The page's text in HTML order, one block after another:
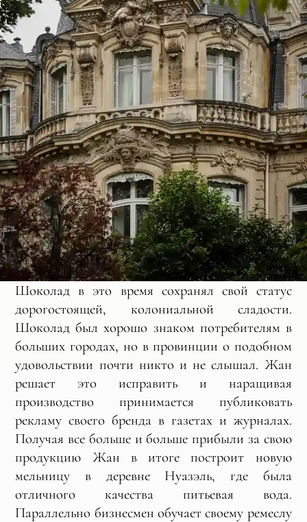
Шоколад в это время сохранял свой статус
дорогостоящей, колониальной сладости.
Шоколад был хорошо знаком потребителям в
больших городах, но в провинции о подобном
удовольствии почти никто и не слышал. Жан
решает это исправить и наращивая
производство принимается публиковать
рекламу своего бренда в газетах и журналах.
Получая все больше и больше прибыли за свою
продукцию Жан в итоге построит новую
мельницу в деревне Нуазэль, где была
отличного качества питьевая вода.
Параллельно бизнесмен обучает своему ремеслу